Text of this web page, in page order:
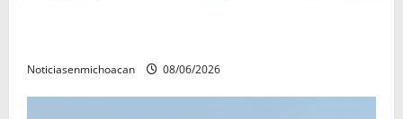
Noticiasenmichoacan 08/06/2026